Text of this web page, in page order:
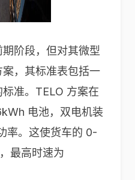
阶段，但对其微型
，其标准表包括一
准。TELO 方案在
电池，双电机装
率。这使货车的 0-
最高时速为